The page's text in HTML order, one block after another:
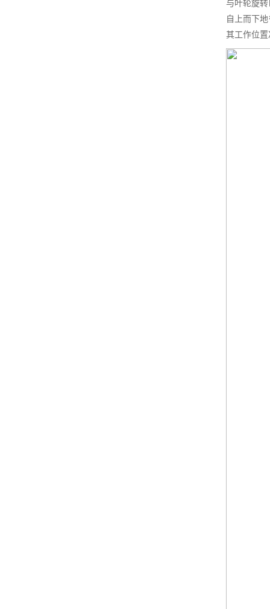
与叶轮旋
自上而下
其工作位